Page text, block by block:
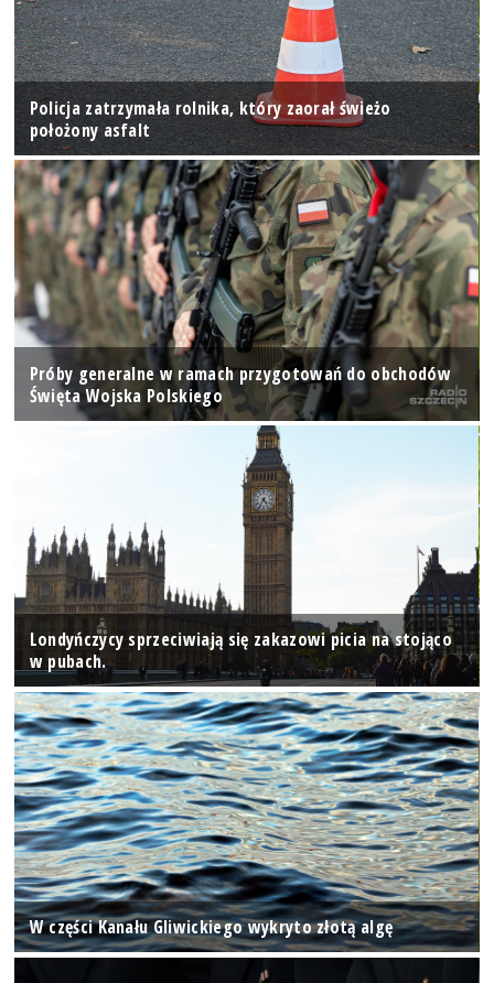
Policja zatrzymała rolnika, który zaorał świeżo
położony asfalt
Próby generalne w ramach przygotowań do obchodów
Święta Wojska Polskiego
Londyńczycy sprzeciwiają się zakazowi picia na stojąco
w pubach.
W części Kanału Gliwickiego wykryto złotą algę